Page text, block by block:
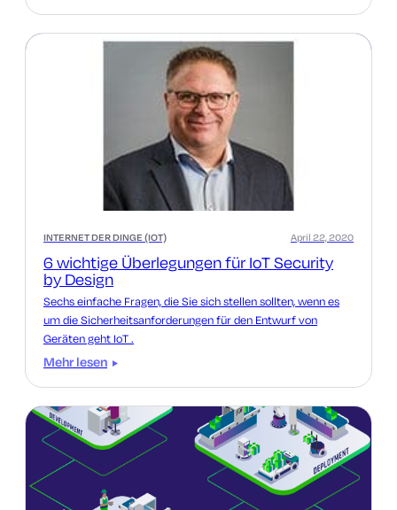
INTERNET DER DINGE (IOT)
6 wichtige Überlegungen für IoT Security
by Design
April 22, 2020
Sechs einfache Fragen, die Sie sich stellen sollten, wenn es
um die Sicherheitsanforderungen für den Entwurf von
Geräten geht IoT .
Mehr lesen